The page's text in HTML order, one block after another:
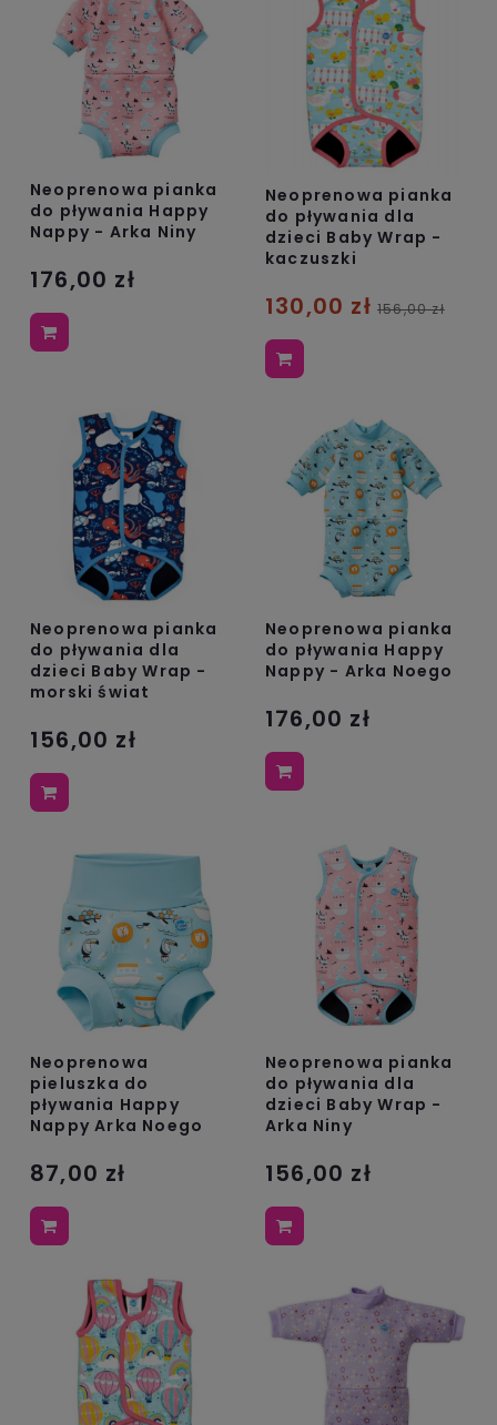
Neoprenowa pianka
do pływania Happy
Nappy - Arka Niny
176,00 zł
Neoprenowa pianka
do pływania dla
dzieci Baby Wrap -
kaczuszki
130,00 zł 156,00 zł
Neoprenowa pianka
do pływania dla
dzieci Baby Wrap -
morski świat
156,00 zł
Neoprenowa pianka
do pływania Happy
Nappy - Arka Noego
176,00 zł
Neoprenowa
pieluszka do
pływania Happy
Nappy Arka Noego
87,00 zł
Neoprenowa pianka
do pływania dla
dzieci Baby Wrap -
Arka Niny
156,00 zł